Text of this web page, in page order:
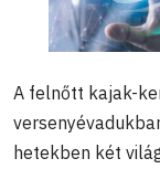
A felnőtt kajak-
hetekben két